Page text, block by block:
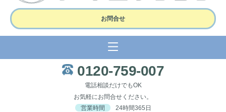
お問合せ
0120-759-007
電話相談だけでもOK
お気軽にお問合せください。
営業時間
24時間365日